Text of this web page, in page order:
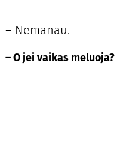
– Nemanau.
– O jei vaikas meluoja?